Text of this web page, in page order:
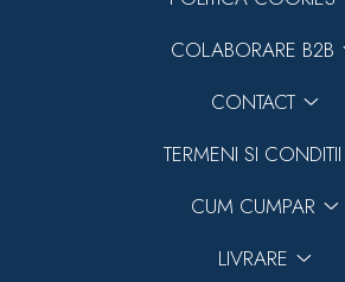
COLABORARE B2B
CONTACT
TERMENI SI CONDITII
CUM CUMPAR
LIVRARE